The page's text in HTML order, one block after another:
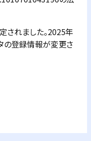
れました。2025年
登録情報が変更さ